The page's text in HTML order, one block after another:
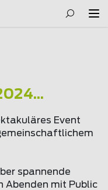
Event
spannende
Abenden mit Public